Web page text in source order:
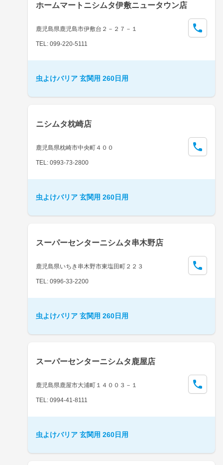
ホームマートニシムタ伊敷ニュータウン店
鹿児島県鹿児島市伊敷台２－２７－１
TEL: 099-220-5111
虫よけバリア 玄関用 260日用
ニシムタ枕崎店
鹿児島県枕崎市中央町４００
TEL: 0993-73-2800
虫よけバリア 玄関用 260日用
スーパーセンターニシムタ串木野店
鹿児島県いちき串木野市東塩田町２２３
TEL: 0996-33-2200
虫よけバリア 玄関用 260日用
スーパーセンターニシムタ鹿屋店
鹿児島県鹿屋市大浦町１４００３－１
TEL: 0994-41-8111
虫よけバリア 玄関用 260日用